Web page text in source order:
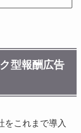
型報酬広告
をこれまで導入